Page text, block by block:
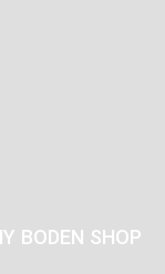
BODEN SHOP